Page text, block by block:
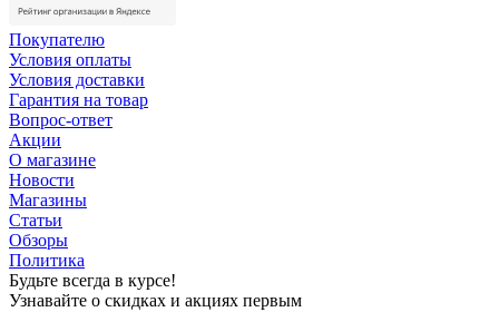
Покупателю
Условия оплаты
Условия доставки
Гарантия на товар
Вопрос-ответ
Акции
О магазине
Новости
Магазины
Статьи
Обзоры
Политика
Будьте всегда в курсе!
Узнавайте о скидках и акциях первым